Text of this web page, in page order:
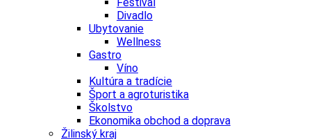
Divadlo
Ubytovanie
Wellness
Gastro
Víno
Kultúra a tradície
Šport a agroturistika
Školstvo
Ekonomika obchod a doprava
Žilinský kraj